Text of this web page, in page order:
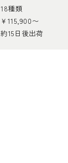
18種類
¥115,900〜
約15日後出荷